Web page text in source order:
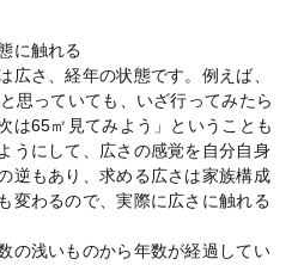
に触れる
広さ、経年の状態です。例えば、
思っていても、いざ行ってみたら
は65㎡見てみよう」ということも
うにして、広さの感覚を自分自身
逆もあり、求める広さは家族構成
変わるので、実際に広さに触れる
の浅いものから年数が経過してい